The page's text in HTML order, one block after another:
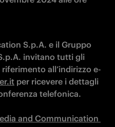
S.p.A. e il Gruppo
invitano tutti gli
all’indirizzo e-
per ricevere i dettagli
telefonica.
and Communication